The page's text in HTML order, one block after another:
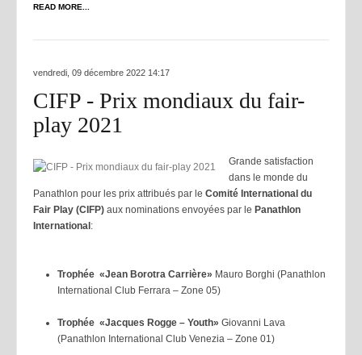
READ MORE...
vendredi, 09 décembre 2022 14:17
CIFP - Prix mondiaux du fair-
play 2021
Grande satisfaction
dans le monde du
Panathlon pour les prix attribués par le Comité International du
Fair Play (CIFP) aux nominations envoyées par le Panathlon
International :
Trophée «Jean Borotra Carrière» Mauro Borghi (Panathlon
International Club Ferrara – Zone 05)
Trophée «Jacques Rogge – Youth» Giovanni Lava
(Panathlon International Club Venezia – Zone 01)